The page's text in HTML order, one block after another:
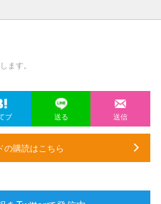
ます。
ブ 送る 送信
購読はこちら